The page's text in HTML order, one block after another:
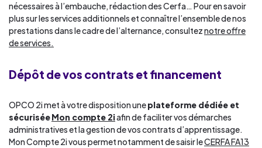
nécessaires à l’embauche, rédaction des Cerfa… Pour en savoir
plus sur les services additionnels et connaître l’ensemble de nos
prestations dans le cadre de l’alternance, consulteznotre offre
de services.
Dépôt de vos contrats et financement
OPCO 2i met à votre disposition uneplateforme dédiée et
sécuriséeMon compte 2iafin de faciliter vos démarches
administratives et la gestion de vos contrats d’apprentissage.
Mon Compte 2i vous permet notamment de saisir leCERFA FA13